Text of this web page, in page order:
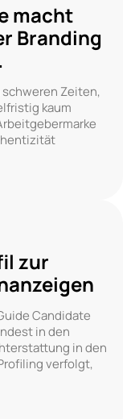
macht
Branding
schweren Zeiten,
kaum
zur
Candidate
in den
in den
verfolgt,